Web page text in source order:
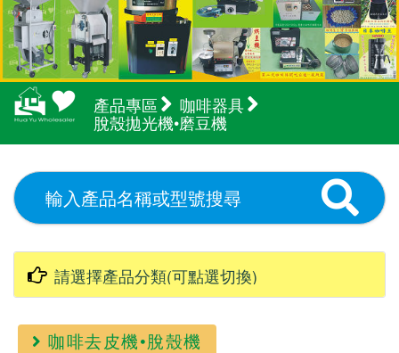
產品專區 咖啡器具
脫殼拋光機•磨豆機
咖啡去皮機•脫殼機